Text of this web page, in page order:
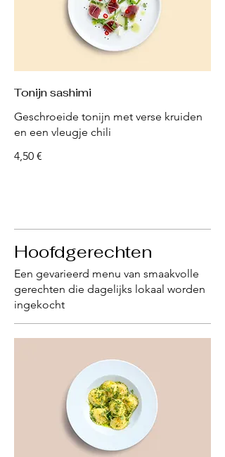
Tonijn sashimi
Geschroeide tonijn met verse kruiden
en een vleugje chili
4,50 €
Hoofdgerechten
Een gevarieerd menu van smaakvolle
gerechten die dagelijks lokaal worden
ingekocht